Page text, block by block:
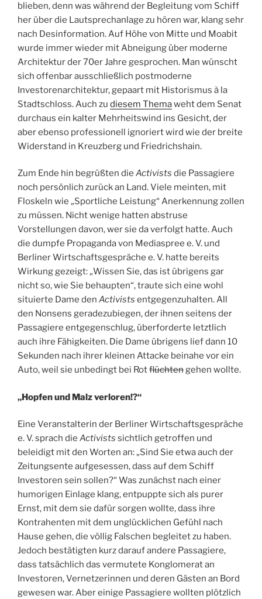
blieben, denn was während der Begleitung vom Schiff
her über die Lautsprechanlage zu hören war, klang sehr
nach Desinformation. Auf Höhe von Mitte und Moabit
wurde immer wieder mit Abneigung über moderne
Architektur der 70er Jahre gesprochen. Man wünscht
sich offenbar ausschließlich postmoderne
Investorenarchitektur, gepaart mit Historismus à la
Stadtschloss. Auch zu diesem Themaweht dem Senat
durchaus ein kalter Mehrheitswind ins Gesicht, der
aber ebenso professionell ignoriert wird wie der breite
Widerstand in Kreuzberg und Friedrichshain.
Zum Ende hin begrüßten die Activists die Passagiere
noch persönlich zurück an Land. Viele meinten, mit
Floskeln wie „Sportliche Leistung“ Anerkennung zollen
zu müssen. Nicht wenige hatten abstruse
Vorstellungen davon, wer sie da verfolgt hatte. Auch
die dumpfe Propaganda von Mediaspree e. V. und
Berliner Wirtschaftsgespräche e. V. hatte bereits
Wirkung gezeigt: „Wissen Sie, das ist übrigens gar
nicht so, wie Sie behaupten“, traute sich eine wohl
situierte Dame den Activists entgegenzuhalten. All
den Nonsens geradezubiegen, der ihnen seitens der
Passagiere entgegenschlug, überforderte letztlich
auch ihre Fähigkeiten. Die Dame übrigens lief dann 10
Sekunden nach ihrer kleinen Attacke beinahe vor ein
Auto, weil sie unbedingt bei Rotflüchtengehen wollte.
„Hopfen und Malz verloren!?“
Eine Veranstalterin der Berliner Wirtschaftsgespräche
e. V. sprach die Activists sichtlich getroffen und
beleidigt mit den Worten an: „Sind Sie etwa auch der
Zeitungsente aufgesessen, dass auf dem Schiff
Investoren sein sollen?“ Was zunächst nach einer
humorigen Einlage klang, entpuppte sich als purer
Ernst, mit dem sie dafür sorgen wollte, dass ihre
Kontrahenten mit dem unglücklichen Gefühl nach
Hause gehen, die völlig Falschen begleitet zu haben.
Jedoch bestätigten kurz darauf andere Passagiere,
dass tatsächlich das vermutete Konglomerat an
Investoren, Vernetzerinnen und deren Gästen an Bord
gewesen war. Aber einige Passagiere wollten plötzlich